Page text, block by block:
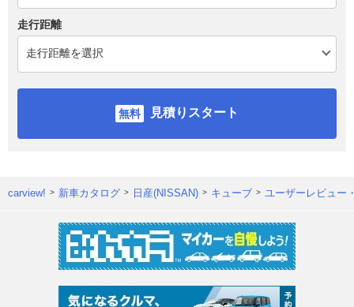
走行距離
見積りスタート
carview! 新車カタログ 日産(NISSAN) キューブ ユーザーレビュー